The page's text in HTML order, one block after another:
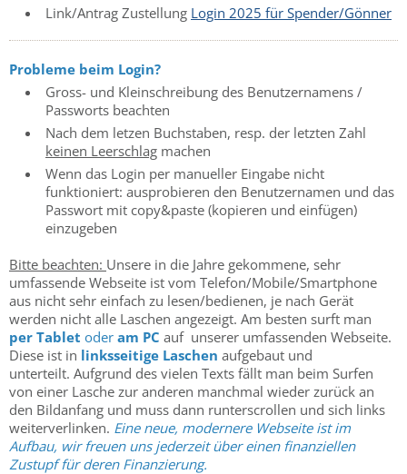
Link/Antrag Zustellung Login 2025 für Spender/Gönner
Probleme beim Login?
Gross- und Kleinschreibung des Benutzernamens /
Passworts beachten
Nach dem letzen Buchstaben, resp. der letzten Zahl
keinen Leerschlag machen
Wenn das Login per manueller Eingabe nicht
funktioniert: ausprobieren den Benutzernamen und das
Passwort mit copy&paste (kopieren und einfügen)
einzugeben
Bitte beachten: Unsere in die Jahre gekommene, sehr
umfassende Webseite ist vom Telefon/Mobile/Smartphone
aus nicht sehr einfach zu lesen/bedienen, je nach Gerät
werden nicht alle Laschen angezeigt. Am besten surft man
per Tablet oder am PC auf unserer umfassenden Webseite.
Diese ist in linksseitige Laschen aufgebaut und
unterteilt. Aufgrund des vielen Texts fällt man beim Surfen
von einer Lasche zur anderen manchmal wieder zurück an
den Bildanfang und muss dann runterscrollen und sich links
weiterverlinken. Eine neue, modernere Webseite ist im
Aufbau, wir freuen uns jederzeit über einen finanziellen
Zustupf für deren Finanzierung.